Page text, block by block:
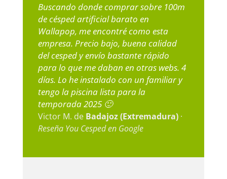
Buscando donde comprar sobre 100m
de césped artificial barato en
Wallapop, me encontré como esta
empresa. Precio bajo, buena calidad
del cesped y envío bastante rápido
para lo que me daban en otras webs. 4
días. Lo he instalado con un familiar y
tengo la piscina lista para la
temporada 2025 🙂
Victor M. de Badajoz (Extremadura)·
Reseña You Cesped en Google